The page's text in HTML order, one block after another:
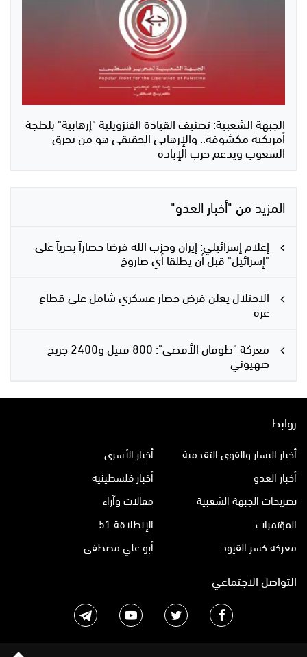
الجبهة الشعبية: تصنيف القيادة الفنزويلية "إرهابية" بلطجة
أمريكية مكشوفة.. والإرهابي الحقيقي هو من يحرق
الشعوب ويدعم حرب الإبادة
المزيد من "أخبار العدو"
إعلام إسرائيلي: إيران وحزب الله فرضا حصاراً بحرياً على
"إسرائيل" قبل أن يطلقا أي صاروخ
الاحتلال يعلن فرض حصار عسكري شامل على قطاع
غزة
معركة "طوفان الأقصى": 800 قتيل و2400 جريح
صهيوني
روابط
أخبار اليسار والقوى التقدمية
أخبار الأسرى
أخبار العدو
أخبار فلسطينية
تصريحات الجبهة الشعبية
مقالات وآراء
المؤتمرات
الإنطلاقة 51
معركة كسر القيود
أبو علي مصطفى
التواصل الاجتماعي